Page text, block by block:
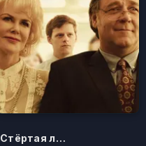
Стёртая личность